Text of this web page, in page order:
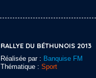
RALLYE DU BÉTHUNOIS 2013
Réalisée par : Banquise FM
Thématique : Sport